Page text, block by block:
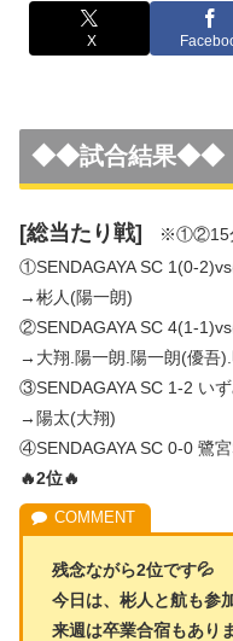
X
◆◆試合結果◆◆
[総当たり戦] ※①②15
①SENDAGAYA SC 1(0-
→彬人(陽一朗)
②SENDAGAYA SC 4(1-
→大翔.陽一朗.陽一朗(優吾
③SENDAGAYA SC 1-2 い
→陽太(大翔)
④SENDAGAYA SC 0-0 鷺
🔥2位🔥
残念ながら2位です💦
今日は、彬人と航も参
来週は卒業合宿もあり